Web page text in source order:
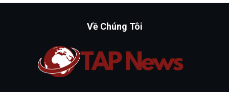
Về Chúng Tôi